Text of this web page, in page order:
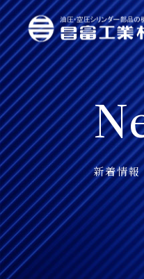
新着情報